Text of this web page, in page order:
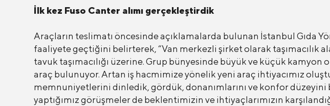
İlk kez Fuso Canter alımı gerçekleştirdik
Araçların teslimatı öncesinde açıklamalarda bulunan İstanbul Gıda
faaliyete geçtiğini belirterek, “Van merkezli şirket olarak taşımacılık
tavuk taşımacılığı üzerine. Grup bünyesinde büyük ve küçük kamyon
araç bulunuyor. Artan iş hacmimize yönelik yeni araç ihtiyacımız
memnuniyetlerini dinledik, gördük, donanımlarını ve konfor
yaptığımız görüşmeler de beklentimizin ve ihtiyaçlarımızın